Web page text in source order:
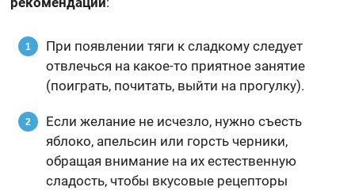
При появлении тяги к сладкому следует
отвлечься на какое-то приятное занятие
(поиграть, почитать, выйти на прогулку).
Если желание не исчезло, нужно съесть
яблоко, апельсин или горсть черники,
обращая внимание на их естественную
сладость, чтобы вкусовые рецепторы